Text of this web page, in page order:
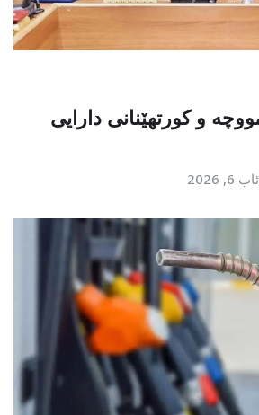
و کورتهێنانی دارایی
ئاب 6, 2026